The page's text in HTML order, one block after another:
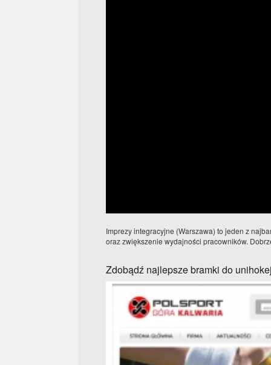
Imprezy integracyjne (Warszawa) to jeden z
oraz zwiększenie wydajności pracowników.
Zdobądź najlepsze bramki do